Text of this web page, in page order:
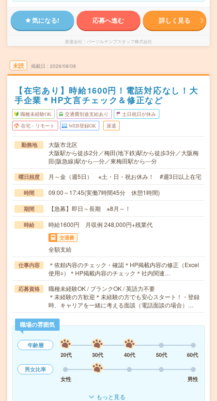
気になる! 応募へ進む 詳しく見る
派遣会社 パーソルテンプスタッフ株式会社
未読 掲載日 2026/08/08
【在宅あり】時給1600円！電話対応なし！大
手企業＊HP文言チェック＆修正など
職種未経験OK 交通費別途支給あり 土日祝日が休み
在宅・リモート WEB登録OK 派遣
勤務地
大阪市北区
大阪駅から徒歩2分／梅田(地下鉄)駅から徒歩3分／大阪梅
田(阪急線)駅から---分／東梅田駅から---分
曜日頻度 月～金（週5日） ※土・日・祝お休み！ #週3日以上在宅
時間 09:00～17:45(実働7時間45分 休憩1時間)
期間 【急募】即日～長期 ※8月～！
時給 時給1600円 月収例 248,000円+残業代
交通費
全額支給
仕事内容
＊依頼内容のチェック・確認＊HP掲載内容の修正（Excel
使用○）＊HP掲載内容のチェック＊社内関連…
応募資格
職種未経験OK / ブランクOK / 英語力不要
＊未経験の方歓迎＊未経験の方でも安心スタート！・登録
時、キャリアを一緒に考える面談（電話面談の場合）…
職場の雰囲気
年齢層
20代
30代 40代 50代
60代
男女比率
女性
男性
もっと見る